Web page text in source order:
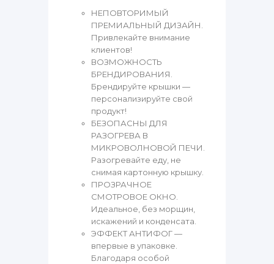
НЕПОВТОРИМЫЙ
ПРЕМИАЛЬНЫЙ ДИЗАЙН.
Привлекайте внимание
клиентов!
ВОЗМОЖНОСТЬ
БРЕНДИРОВАНИЯ.
Брендируйте крышки —
персонализируйте свой
продукт!
БЕЗОПАСНЫ ДЛЯ
РАЗОГРЕВА В
МИКРОВОЛНОВОЙ ПЕЧИ.
Разогревайте еду, не
снимая картонную крышку.
ПРОЗРАЧНОЕ
СМОТРОВОЕ ОКНО.
Идеальное, без морщин,
искажений и конденсата.
ЭФФЕКТ АНТИФОГ —
впервые в упаковке.
Благодаря особой